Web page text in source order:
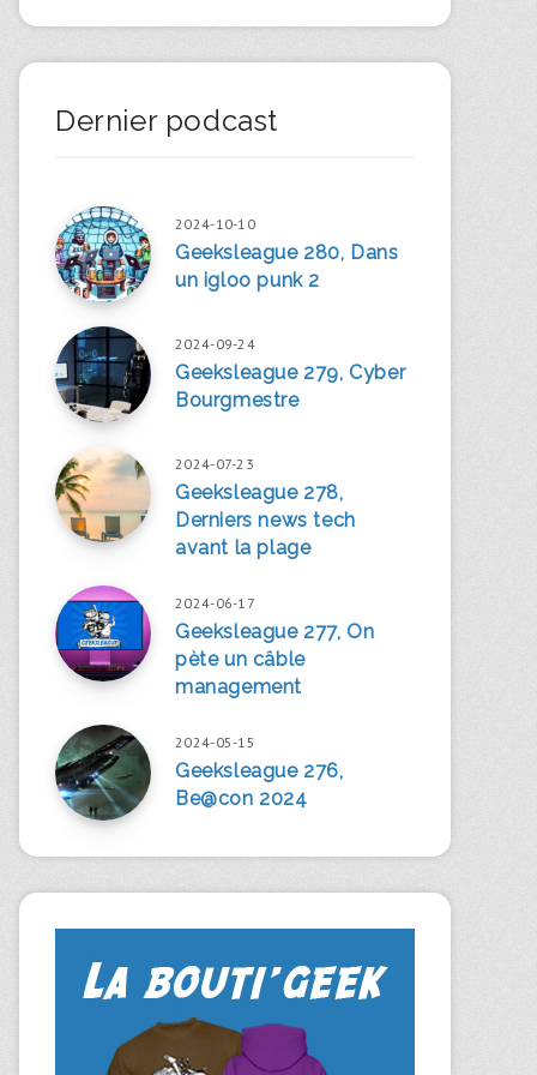
Dernier podcast
2024-10-10
Geeksleague 280, Dans
un igloo punk 2
2024-09-24
Geeksleague 279, Cyber
Bourgmestre
2024-07-23
Geeksleague 278,
Derniers news tech
avant la plage
2024-06-17
Geeksleague 277, On
pète un câble
management
2024-05-15
Geeksleague 276,
Be@con 2024